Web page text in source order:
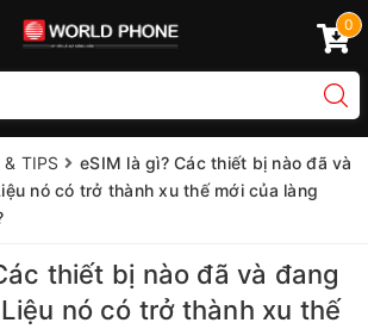
0
& TIPS
eSIM là gì? Các thiết bị nào đã và
nó có trở thành xu thế mới của làng
thiết bị nào đã và đang
nó có trở thành xu thế